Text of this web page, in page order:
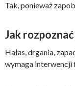
Tak, ponieważ
Jak
Hałas, drgania,
wymaga interwencji